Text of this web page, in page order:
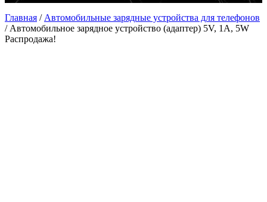
Главная / Автомобильные зарядные устройства для телефонов
/ Автомобильное зарядное устройство (адаптер) 5V, 1A, 5W
Распродажа!